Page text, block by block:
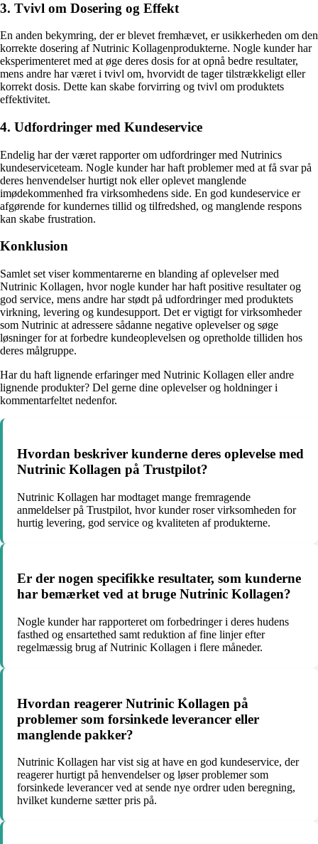
3. Tvivl om Dosering og Effekt
En anden bekymring, der er blevet fremhævet, er usikkerheden om den
korrekte dosering af Nutrinic Kollagenprodukterne. Nogle kunder har
eksperimenteret med at øge deres dosis for at opnå bedre resultater,
mens andre har været i tvivl om, hvorvidt de tager tilstrækkeligt eller
korrekt dosis. Dette kan skabe forvirring og tvivl om produktets
effektivitet.
4. Udfordringer med Kundeservice
Endelig har der været rapporter om udfordringer med Nutrinics
kundeserviceteam. Nogle kunder har haft problemer med at få svar på
deres henvendelser hurtigt nok eller oplevet manglende
imødekommenhed fra virksomhedens side. En god kundeservice er
afgørende for kundernes tillid og tilfredshed, og manglende respons
kan skabe frustration.
Konklusion
Samlet set viser kommentarerne en blanding af oplevelser med
Nutrinic Kollagen, hvor nogle kunder har haft positive resultater og
god service, mens andre har stødt på udfordringer med produktets
virkning, levering og kundesupport. Det er vigtigt for virksomheder
som Nutrinic at adressere sådanne negative oplevelser og søge
løsninger for at forbedre kundeoplevelsen og opretholde tilliden hos
deres målgruppe.
Har du haft lignende erfaringer med Nutrinic Kollagen eller andre
lignende produkter? Del gerne dine oplevelser og holdninger i
kommentarfeltet nedenfor.
Hvordan beskriver kunderne deres oplevelse med
Nutrinic Kollagen på Trustpilot?
Nutrinic Kollagen har modtaget mange fremragende
anmeldelser på Trustpilot, hvor kunder roser virksomheden for
hurtig levering, god service og kvaliteten af produkterne.
Er der nogen specifikke resultater, som kunderne
har bemærket ved at bruge Nutrinic Kollagen?
Nogle kunder har rapporteret om forbedringer i deres hudens
fasthed og ensartethed samt reduktion af fine linjer efter
regelmæssig brug af Nutrinic Kollagen i flere måneder.
Hvordan reagerer Nutrinic Kollagen på
problemer som forsinkede leverancer eller
manglende pakker?
Nutrinic Kollagen har vist sig at have en god kundeservice, der
reagerer hurtigt på henvendelser og løser problemer som
forsinkede leverancer ved at sende nye ordrer uden beregning,
hvilket kunderne sætter pris på.